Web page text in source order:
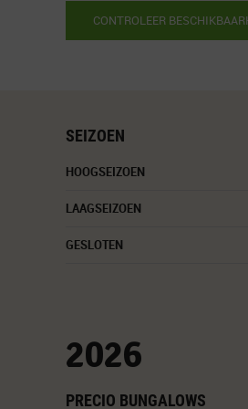
CONTROLEER
SEIZOEN
HOOGSEIZOEN
LAAGSEIZOEN
GESLOTEN
2026
PRECIO BUNGALOWS